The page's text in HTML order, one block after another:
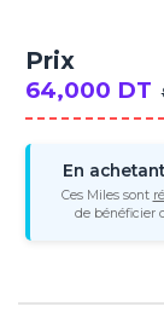
Prix
64,000 DT
En
Ces Miles sont
de bénéficier